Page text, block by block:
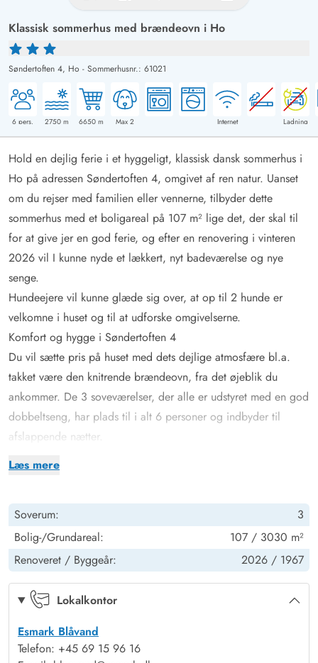
Klassisk sommerhus med brændeovn i Ho
Søndertoften 4, Ho - Sommerhusnr.: 61021
6 pers. 2750 m 6650m Max 2 Internet Ladning
Læs mere
Hold en dejlig ferie i et hyggeligt, klassisk dansk sommerhus i
Ho på adressen Søndertoften 4, omgivet af ren natur. Uanset
om du rejser med familien eller vennerne, tilbyder dette
sommerhus med et boligareal på 107 m² lige det, der skal til
for at give jer en god ferie, og efter en renovering i vinteren
2026 vil I kunne nyde et lækkert, nyt badeværelse og nye
senge.
Hundeejere vil kunne glæde sig over, at op til 2 hunde er
velkomne i huset og til at udforske omgivelserne.
Komfort og hygge i Søndertoften 4
Du vil sætte pris på huset med dets dejlige atmosfære bl.a.
takket være den knitrende brændeovn, fra det øjeblik du
ankommer. De 3 soveværelser, der alle er udstyret med en god
dobbeltseng, har plads til i alt 6 personer og indbyder til
afslappende nætter.
Efter et forfriskende brusebad i badeværelset kan du starte
over den store plænegrund på 3030 m². Køkkenet er udstyret
med en opvaskemaskine og separat 50 liters fryser, så du kan
lave lækker feriemad her, og takket være den indbyggede
varmepumpe og gulvvarmen i badeværelset kan du nyde et
behageligt indeklima året rundt.
nødvendigste og undervejs i opholdet få vasket garderoben.
Dejlig beliggenhed med mange aktivitetsmuligheder
Soverum:
3
Bolig-/Grundareal:
107 / 3030 m²
Renoveret / Byggeår: 2026 / 1967
Lokalkontor
Esmark Blåvand
Telefon: +45 69 15 96 16